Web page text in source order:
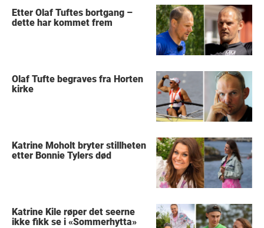
Etter Olaf Tuftes bortgang –
dette har kommet frem
Olaf Tufte begraves fra Horten
kirke
Katrine Moholt bryter stillheten
etter Bonnie Tylers død
Katrine Kile røper det seerne
ikke fikk se i «Sommerhytta»